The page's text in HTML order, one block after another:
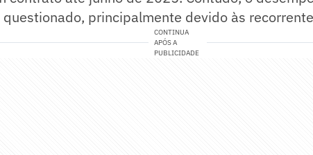
principalmente devido às
CONTINUA
APÓS A
PUBLICIDADE